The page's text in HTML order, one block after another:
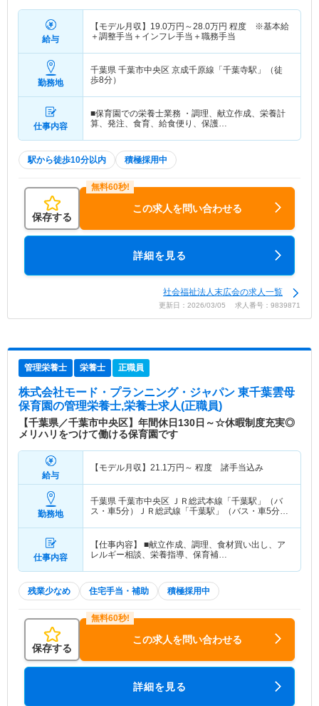
給与
【モデル月収】 19.0万円～28.0万円 程度 ※基本給
＋調整手当＋インフレ手当＋職務手当
勤務地
千葉県 千葉市中央区 京成千原線「千葉寺駅」（徒
歩8分）
仕事内容
■保育園での栄養士業務 ・調理、献立作成、栄養計
算、発注、食育、給食便り、保護…
駅から徒歩10分以内 積極採用中
保存する
この求人を問い合わせる
詳細を見る
社会福祉法人末広会の求人一覧
更新日：2026/03/05 求人番号：9839871
管理栄養士 栄養士 正職員
株式会社モード・プランニング・ジャパン 東千葉雲母
保育園の管理栄養士,栄養士求人(正職員)
【千葉県／千葉市中央区】年間休日130日～☆休暇制度充実◎
メリハリをつけて働ける保育園です
給与
【モデル月収】 21.1万円～ 程度 諸手当込み
勤務地
千葉県 千葉市中央区 ＪＲ総武本線「千葉駅」（バ
ス・車5分）ＪＲ総武線「千葉駅」（バス・車5分）
仕事内容
【仕事内容】 ■献立作成、調理、食材買い出し、ア
レルギー相談、栄養指導、保育補…
残業少なめ 住宅手当・補助 積極採用中
保存する
この求人を問い合わせる
詳細を見る